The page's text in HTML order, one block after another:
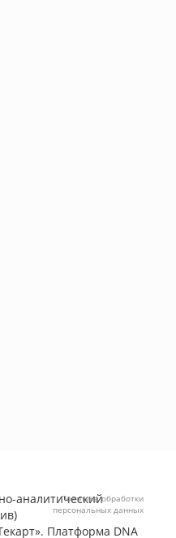
аналитический
. Платформа DNA
Политика обработки
персональных данных